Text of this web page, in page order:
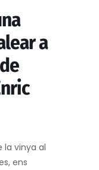
a
la vinya al
ens